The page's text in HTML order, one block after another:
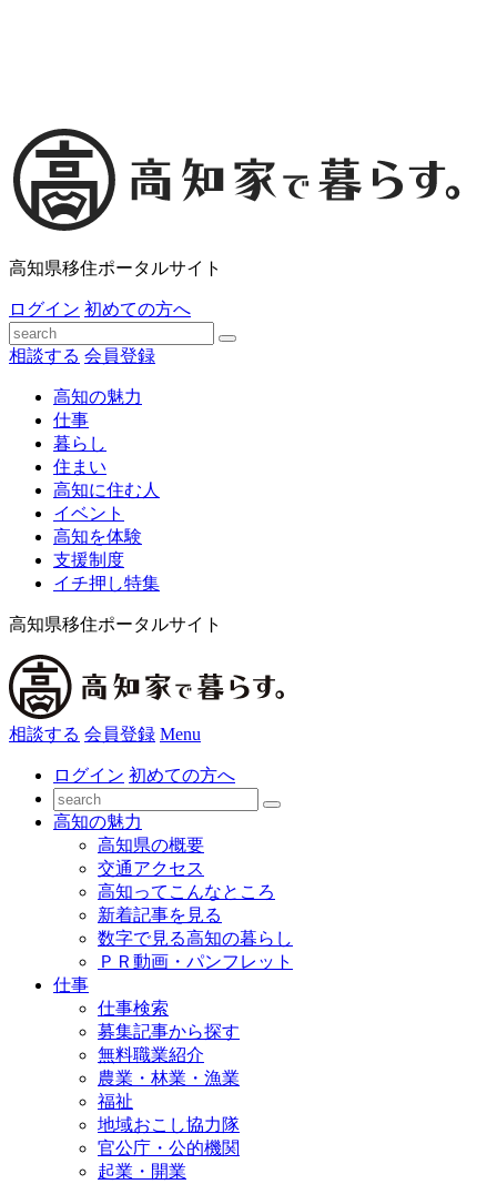
高知県移住ポータルサイト
ログイン 初めての方へ
相談する 会員登録
高知の魅力
仕事
暮らし
住まい
高知に住む人
イベント
高知を体験
支援制度
イチ押し特集
高知県移住ポータルサイト
相談する 会員登録 Menu
ログイン 初めての方へ
高知の魅力
高知県の概要
交通アクセス
高知ってこんなところ
新着記事を見る
数字で見る高知の暮らし
ＰＲ動画・パンフレット
仕事
仕事検索
募集記事から探す
無料職業紹介
農業・林業・漁業
福祉
地域おこし協力隊
官公庁・公的機関
起業・開業